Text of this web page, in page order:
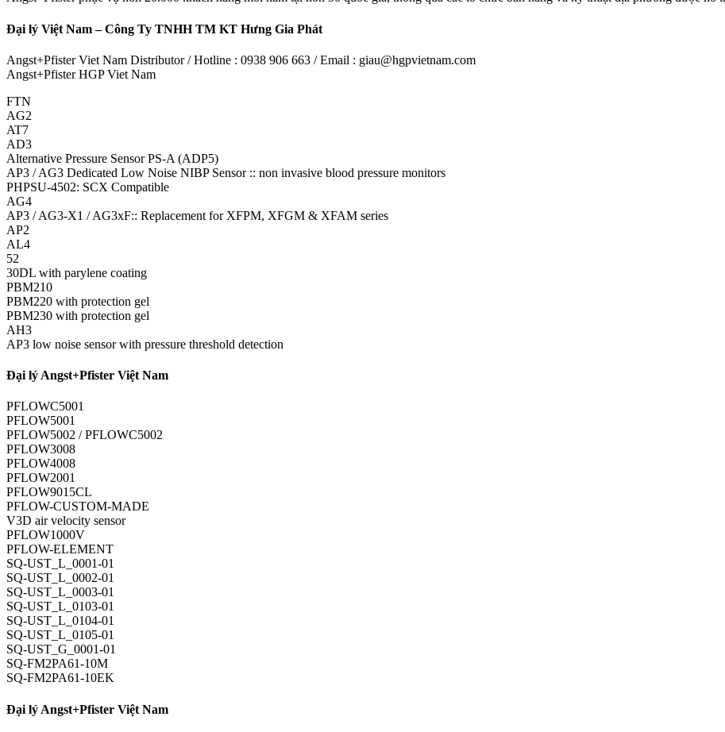
Đại lý Việt Nam – Công Ty TNHH TM KT Hưng Gia Phát
Angst+Pfister Viet Nam Distributor / Hotline : 0938 906 663 / Email : giau@hgpvietnam.com
Angst+Pfister HGP Viet Nam
FTN
AG2
AT7
AD3
Alternative Pressure Sensor PS-A (ADP5)
AP3 / AG3 Dedicated Low Noise NIBP Sensor :: non invasive blood pressure monitors
PHPSU-4502: SCX Compatible
AG4
AP3 / AG3-X1 / AG3xF:: Replacement for XFPM, XFGM & XFAM series
AP2
AL4
52
30DL with parylene coating
PBM210
PBM220 with protection gel
PBM230 with protection gel
AH3
AP3 low noise sensor with pressure threshold detection
Đại lý Angst+Pfister Việt Nam
PFLOWC5001
PFLOW5001
PFLOW5002 / PFLOWC5002
PFLOW3008
PFLOW4008
PFLOW2001
PFLOW9015CL
PFLOW-CUSTOM-MADE
V3D air velocity sensor
PFLOW1000V
PFLOW-ELEMENT
SQ-UST_L_0001-01
SQ-UST_L_0002-01
SQ-UST_L_0003-01
SQ-UST_L_0103-01
SQ-UST_L_0104-01
SQ-UST_L_0105-01
SQ-UST_G_0001-01
SQ-FM2PA61-10M
SQ-FM2PA61-10EK
Đại lý Angst+Pfister Việt Nam